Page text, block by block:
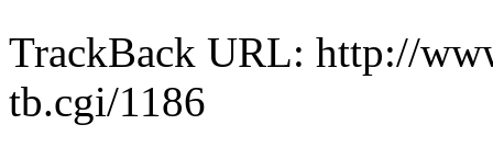
TrackBack URL: http://
tb.cgi/1186